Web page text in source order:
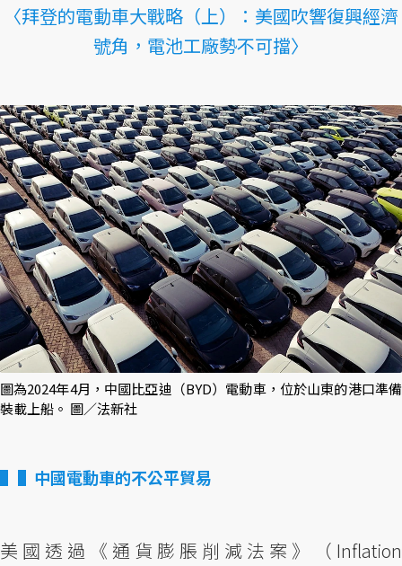
〈拜登的電動車大戰略（上）：美國吹響復興經濟
號角，電池工廠勢不可擋〉
圖為2024年4月，中國比亞迪（BYD）電動車，位於山東的港口準備
裝載上船。 圖／法新社
▌中國電動車的不公平貿易
美國透過《通貨膨脹削減法案》（Inflation